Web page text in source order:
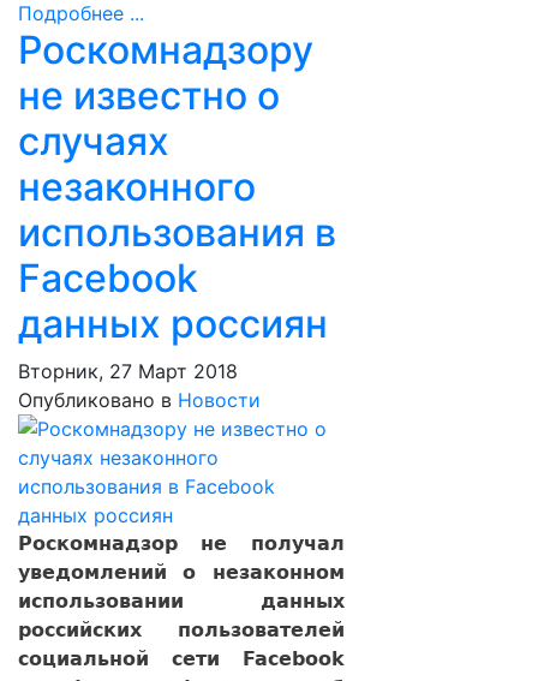
Подробнее ...
Роскомнадзору
не известно о
случаях
незаконного
использования в
Facebook
данных россиян
Вторник, 27 Март 2018
Опубликовано в Новости
Роскомнадзор не получал
уведомлений о незаконном
использовании данных
российских пользователей
социальной сети Facebook